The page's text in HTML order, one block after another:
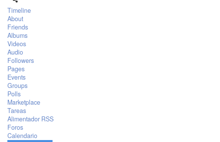
Timeline
About
Friends
Albums
Videos
Audio
Followers
Pages
Events
Groups
Polls
Marketplace
Tareas
Alimentador RSS
Foros
Calendario